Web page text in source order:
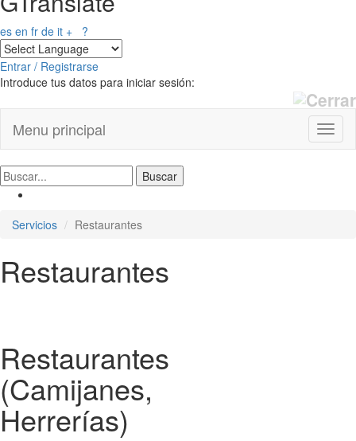
es en fr de it + ?
Entrar / Registrarse
Introduce tus datos para iniciar sesión:
Menu principal
Servicios Restaurantes
Restaurantes
Restaurantes
(Camijanes,
Herrerías)